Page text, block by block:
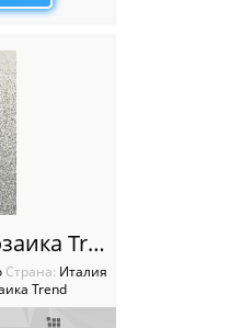
Coconut Мозаика Trend Растяжки (Shading Blend)
Cтрана: Италия
Trend